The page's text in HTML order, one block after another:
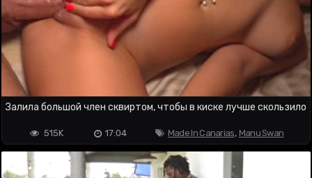
Залила большой член сквиртом, чтобы в киске лучше скользило
Made In Canarias, Manu Swan
17:04
515K